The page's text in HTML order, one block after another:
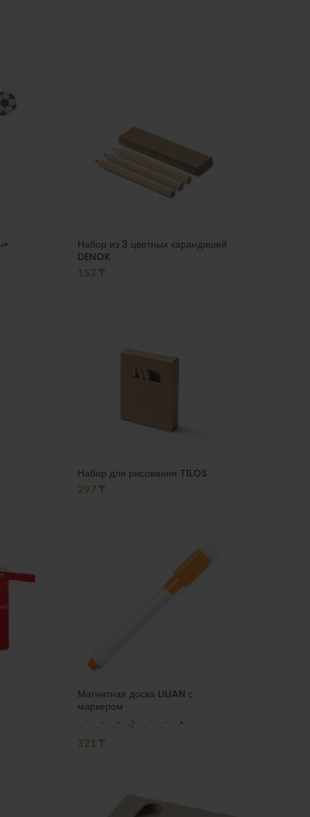
Набор из 3 цветных карандашей
DENOK
153 ₸
Набор для рисования TILOS
297 ₸
Магнитная доска LILIAN с
маркером
321 ₸